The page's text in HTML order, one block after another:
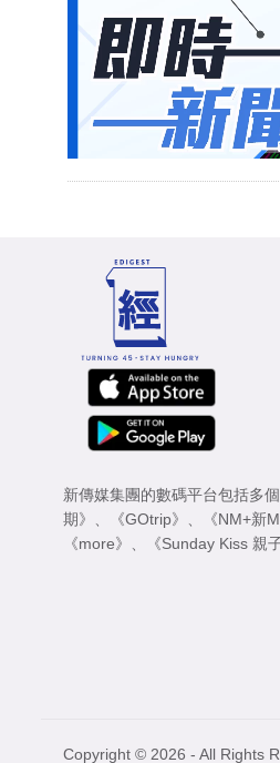
新傳媒集團的數碼平台包括多
期》
《GOtrip》 《NM+新
《more》
《Sunday Kiss 親
Copyright © 2026 - All Rights